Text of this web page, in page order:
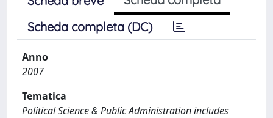
Scheda completa (DC)
Anno
2007
Tematica
Political Science & Public Administration includes